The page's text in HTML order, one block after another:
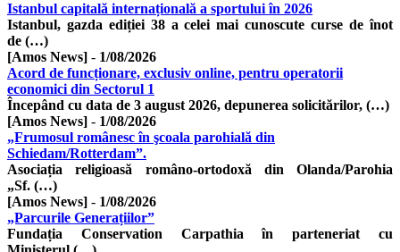
Istanbul capitală internațională a sportului în 2026
Istanbul, gazda ediției 38 a celei mai cunoscute curse de înot
de (…)
[Amos News] - 1/08/2026
Acord de funcționare, exclusiv online, pentru operatorii
economici din Sectorul 1
Începând cu data de 3 august 2026, depunerea solicitărilor, (…)
[Amos News] - 1/08/2026
„Frumosul românesc în şcoala parohială din
Schiedam/Rotterdam”.
Asociația religioasă româno-ortodoxă din Olanda/Parohia
„Sf. (…)
[Amos News] - 1/08/2026
„Parcurile Generațiilor”
Fundația Conservation Carpathia în parteneriat cu